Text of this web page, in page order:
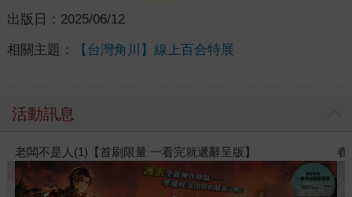
出版日： 2025/06/12
相關主題： 【台灣角川】線上百合特展
活動訊息
老闆不是人(1)【首刷限量 一看完就遞辭呈版】 春